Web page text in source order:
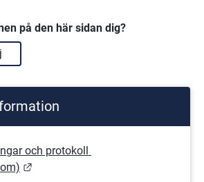
på den här sidan dig?
och protokoll